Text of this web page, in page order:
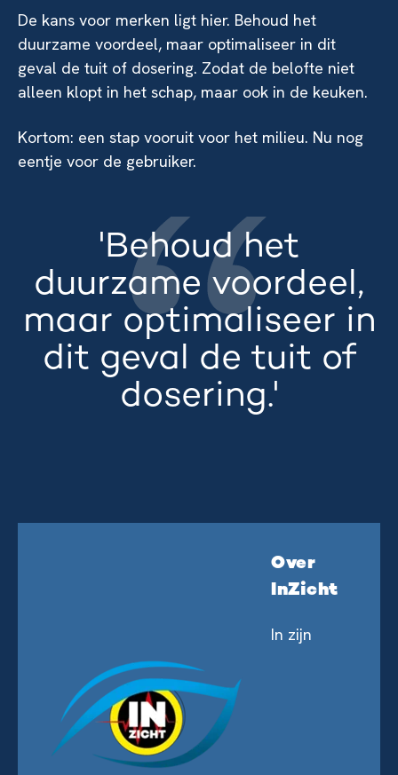
De kans voor merken ligt hier. Behoud het
duurzame voordeel, maar optimaliseer in dit
geval de tuit of dosering. Zodat de belofte niet
alleen klopt in het schap, maar ook in de keuken.
Kortom: een stap vooruit voor het milieu. Nu nog
eentje voor de gebruiker.
'Behoud het
duurzame voordeel,
maar optimaliseer in
dit geval de tuit of
dosering.'
Over
InZicht
In zijn